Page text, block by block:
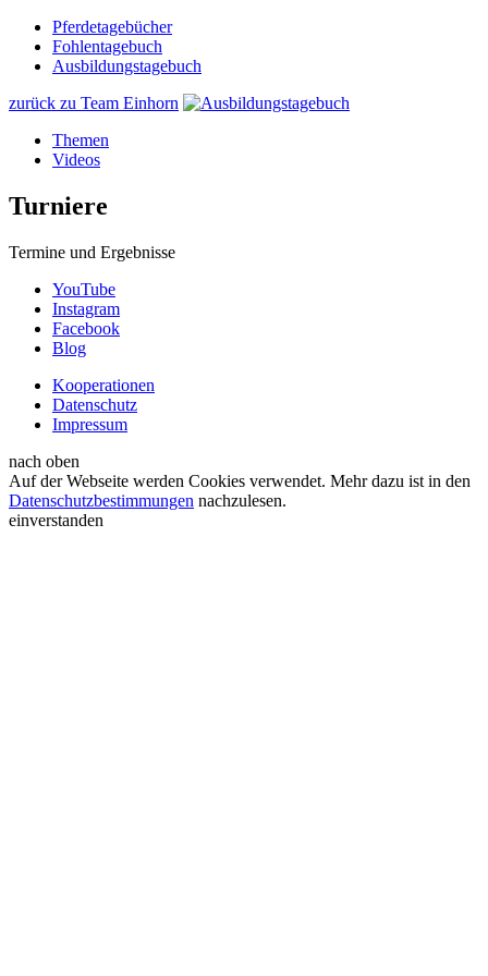
Pferdetagebücher
Fohlentagebuch
Ausbildungstagebuch
zurück zu Team Einhorn
Themen
Videos
Turniere
Termine und Ergebnisse
YouTube
Instagram
Facebook
Blog
Kooperationen
Datenschutz
Impressum
nach oben
Auf der Webseite werden Cookies verwendet. Mehr dazu ist in den
Datenschutzbestimmungen nachzulesen.
einverstanden